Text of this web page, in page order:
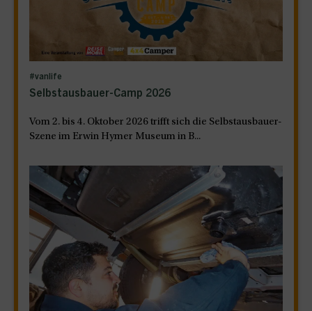
#vanlife
Selbstausbauer-Camp 2026
Vom 2. bis 4. Oktober 2026 trifft sich die Selbstausbauer-
Szene im Erwin Hymer Museum in B...